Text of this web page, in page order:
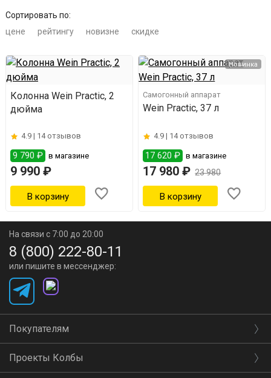
Сортировать по:
цене
рейтингу новизне скидке
Колонна Wein Practic, 2
дюйма
4.9 | 14 отзывов
9 790 ₽ в магазине
9 990 ₽
Новинка
Самогонный аппарат
Wein Practic, 37 л
4.9 | 14 отзывов
17 620 ₽ в магазине
17 980 ₽ 23 980
На связи с 7:00 до 20:00
8 (800) 222-80-11
или пишите в мессенджер:
Покупателям
Проекты Колбы